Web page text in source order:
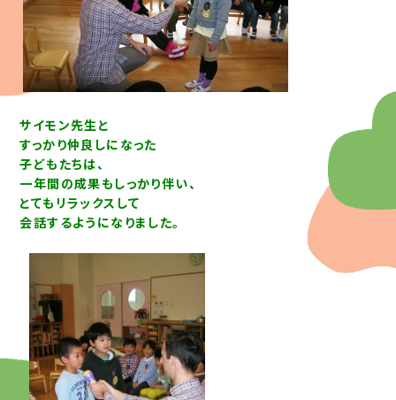
サイモン先生と
すっかり仲良しになった
子どもたちは、
一年間の成果もしっかり伴い、
とてもリラックスして
会話するようになりました。